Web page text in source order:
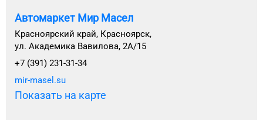
Автомаркет Мир Масел
Красноярский край, Красноярск,
ул. Академика Вавилова, 2А/15
+7 (391) 231-31-34
mir-masel.su
Показать на карте